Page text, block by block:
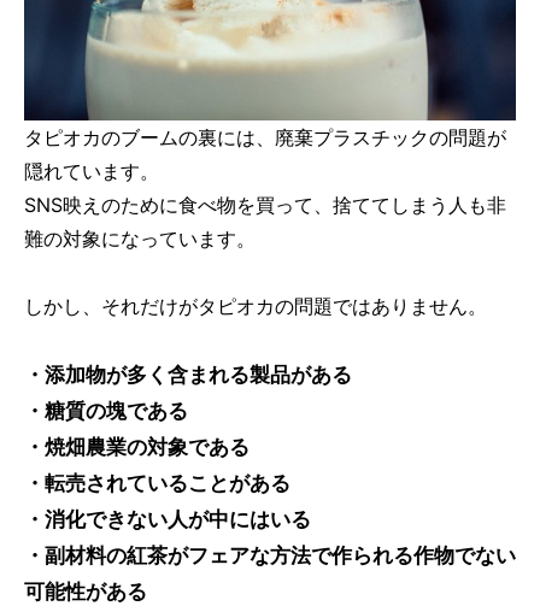
タピオカのブームの裏には、廃棄プラスチックの問題が
隠れています。
SNS映えのために食べ物を買って、捨ててしまう人も非
難の対象になっています。
しかし、それだけがタピオカの問題ではありません。
・添加物が多く含まれる製品がある
・糖質の塊である
・焼畑農業の対象である
・転売されていることがある
・消化できない人が中にはいる
・副材料の紅茶がフェアな方法で作られる作物でない
可能性がある